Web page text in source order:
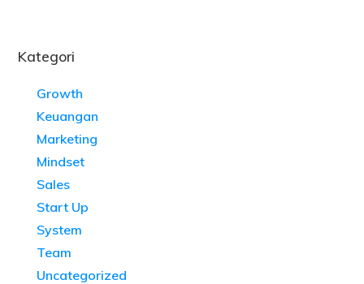
Kategori
Growth
Keuangan
Marketing
Mindset
Sales
Start Up
System
Team
Uncategorized